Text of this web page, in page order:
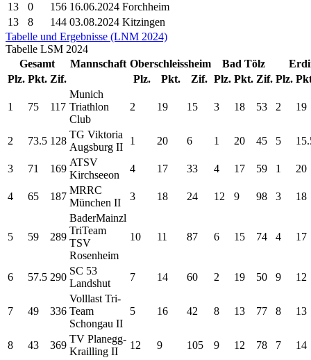
13
0 156 16.06.2024 Forchheim
13
8 144 03.08.2024 Kitzingen
Tabelle und Ergebnisse (LNM 2024)
Tabelle LSM 2024
Gesamt
Mannschaft Oberschleissheim Bad Tölz
Plz. Pkt. Zif. Plz. Pkt. Zif. Plz. Pkt. Zif. Plz.
1 75 117
Munich
Triathlon
Club
2 19 15 3 18 53 2 19
2 73.5 128
TG Viktoria
Augsburg II
1 20 6 1 20 45 5
3 71 169
ATSV
Kirchseeon
4 17 33 4 17 59 1 20
4 65 187
MRRC
München II
3 18 24 12 9 98 3 18
5 59 289
BaderMainzl
TriTeam
TSV
Rosenheim
10 11 87 6 15 74 4 17
6 57.5 290
SC 53
Landshut
7 14 60 2 19 50 9 12
7 49 336
Volllast Tri-
Team
Schongau II
5 16 42 8 13 77 8 13
8 43 369
TV Planegg-
Krailling II
12 9 105 9 12 78 7 14